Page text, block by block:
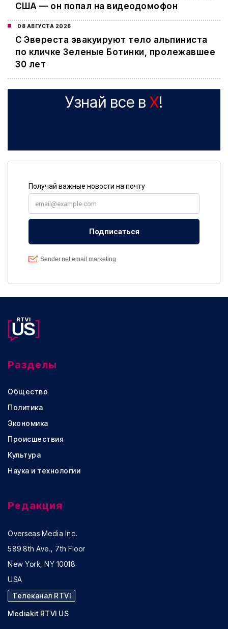
США — он попал на видеодомофон
08 АВГУСТА 2026
С Эвереста эвакуируют тело альпиниста
по кличке Зеленые Ботинки, пролежавшее
30 лет
Узнай все в X!
Разделы
Общество
Политика
Экономика
Происшествия
Культура
Наука и технологии
Редакция
Overseas Media Inc.
589 8th Ave., 7th Floor
New York, NY 10018
USA
Телеканал RTVI
Mediakit RTVI US